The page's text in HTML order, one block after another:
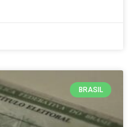
BRASIL